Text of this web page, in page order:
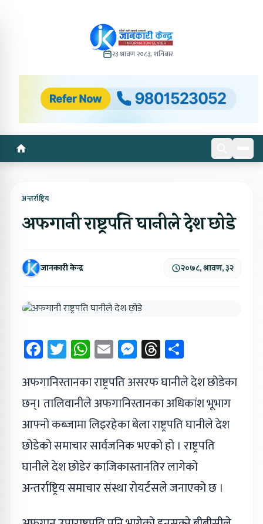
२३ श्रावण २०८३, शनिबार
अन्तर्राष्ट्रिय
अफगानी राष्ट्रपति घानीले देश छोडे
जानकारी केन्द्र २०७८, श्रावण, ३२
Facebook
Twitter
WhatsApp
EmailMessenger
Threads
अफगानिस्तानका राष्ट्रपति असरफ घानीले देश छोडेका
छन्। तालिवानीले अफगानिस्तानका अधिकांश भूभाग
आफ्नो कब्जामा लिइरहेका बेला राष्ट्रपति घानीले देश
छोडेको समाचार सार्वजनिक भएको हो । राष्ट्रपति
घानीले देश छोडेर काजिकास्तानतिर लागेको
अन्तर्राष्ट्रिय समाचार संस्था रोयर्टसले जनाएको छ ।